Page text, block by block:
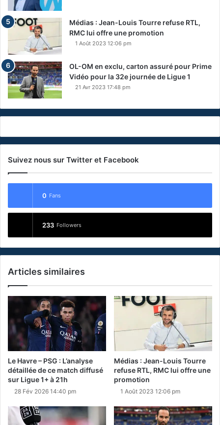
Médias : Jean-Louis Tourre refuse RTL,
RMC lui offre une promotion
1 Août 2023 12:06 pm
OL-OM en exclu, carton assuré pour Prime
Vidéo pour la 32e journée de Ligue 1
21 Avr 2023 17:48 pm
Suivez nous sur Twitter et Facebook
0 Fans
233 Followers
Articles similaires
Le Havre – PSG : L’analyse
détaillée de ce match diffusé
sur Ligue 1+ à 21h
28 Fév 2026 14:40 pm
Médias : Jean-Louis Tourre
refuse RTL, RMC lui offre une
promotion
1 Août 2023 12:06 pm